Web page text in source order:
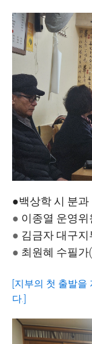
●백상학 시 분과
● 이종열 운영위
● 김금자 대구지
● 최원혜 수필가
[지부의 첫 출발을
다